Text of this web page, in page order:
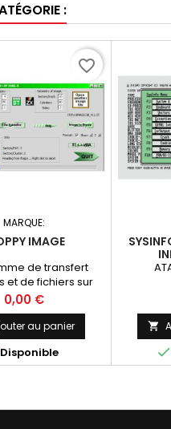
:
MARQUE:
IMAGE
de transfert
et de fichiers sur
disquette
Prix
0,00 €
au panier
Disponible
favorite_border

